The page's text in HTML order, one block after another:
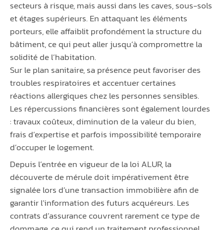
secteurs à risque, mais aussi dans les caves, sous-sols
et étages supérieurs. En attaquant les éléments
porteurs, elle affaiblit profondément la structure du
bâtiment, ce qui peut aller jusqu’à compromettre la
solidité de l’habitation.
Sur le plan sanitaire, sa présence peut favoriser des
troubles respiratoires et accentuer certaines
réactions allergiques chez les personnes sensibles.
Les répercussions financières sont également lourdes
: travaux coûteux, diminution de la valeur du bien,
frais d’expertise et parfois impossibilité temporaire
d’occuper le logement.
Depuis l’entrée en vigueur de la loi ALUR, la
découverte de mérule doit impérativement être
signalée lors d’une transaction immobilière afin de
garantir l’information des futurs acquéreurs. Les
contrats d’assurance couvrent rarement ce type de